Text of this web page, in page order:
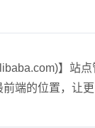
】站
端的位置，让